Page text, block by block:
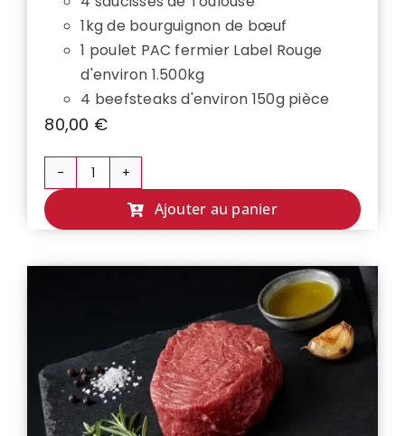
1kg de bourguignon de bœuf
1 poulet PAC fermier Label Rouge
d'environ 1.500kg
4 beefsteaks d'environ 150g pièce
80,00 €
quantité
COLIS
👨‍👩‍👧‍👦
Ajouter au panier